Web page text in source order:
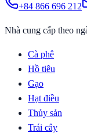
+84 866 696 212
Nhà cung cấp theo
Cà phê
Hồ tiêu
Gạo
Hạt điều
Thủy sản
Trái cây